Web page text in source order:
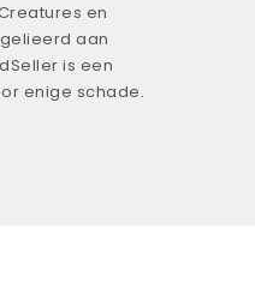
en
aan
is een
enige schade.